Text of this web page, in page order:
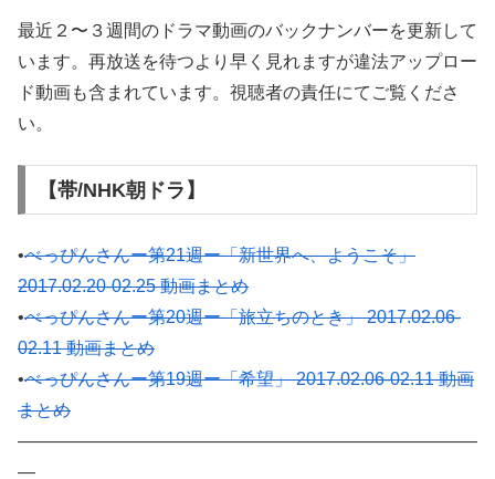
最近２〜３週間のドラマ動画のバックナンバーを更新して
います。再放送を待つより早く見れますが違法アップロー
ド動画も含まれています。視聴者の責任にてご覧くださ
い。
【帯/NHK朝ドラ】
•べっぴんさんー第21週ー「新世界へ、ようこそ」
2017.02.20-02.25 動画まとめ
•べっぴんさんー第20週ー「旅立ちのとき」 2017.02.06-
02.11 動画まとめ
•べっぴんさんー第19週ー「希望」 2017.02.06-02.11 動画
まとめ
——————————————————————————
—